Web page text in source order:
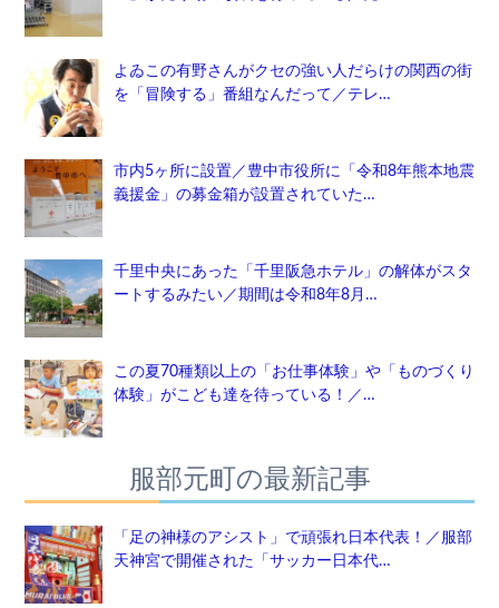
よゐこの有野さんがクセの強い人だらけの関西の街
を「冒険する」番組なんだって／テレ…
市内5ヶ所に設置／豊中市役所に「令和8年熊本地震
義援金」の募金箱が設置されていた…
千里中央にあった「千里阪急ホテル」の解体がスタ
ートするみたい／期間は令和8年8月…
この夏70種類以上の「お仕事体験」や「ものづくり
体験」がこども達を待っている！／…
服部元町の最新記事
「足の神様のアシスト」で頑張れ日本代表！／服部
天神宮で開催された「サッカー日本代…